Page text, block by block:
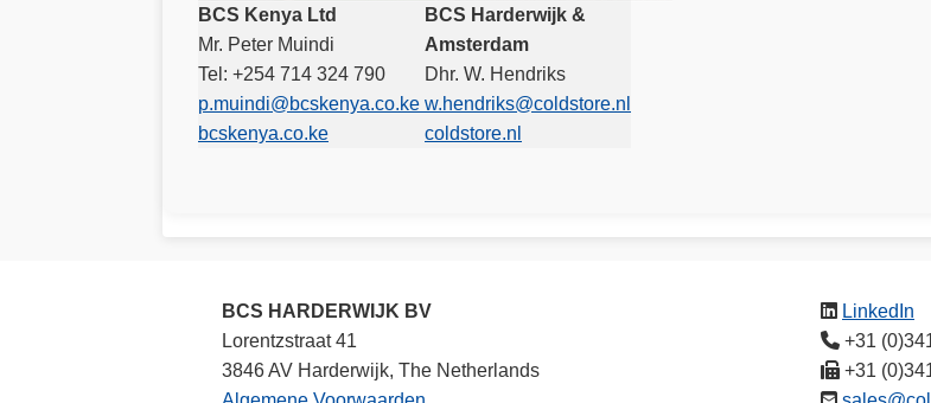
BCS Kenya Ltd
Mr. Peter Muindi
Tel: +254 714 324 790
p.muindi@bcskenya.co.ke
bcskenya.co.ke
BCS Harderwijk &
Amsterdam
Dhr. W. Hendriks
w.hendriks@coldstore.nl
coldstore.nl
BCS HARDERWIJK BV
Lorentzstraat 41
3846 AV Harderwijk, The Netherlands
LinkedIn
+31
+31